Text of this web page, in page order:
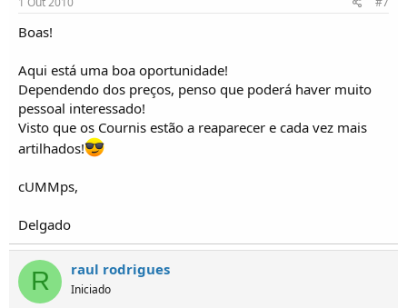
Boas!
Aqui está uma boa oportunidade!
Dependendo dos preços, penso que poderá haver muito
pessoal interessado!
Visto que os Cournis estão a reaparecer e cada vez mais
artilhados!
cUMMps,
Delgado
R raul rodrigues
Iniciado